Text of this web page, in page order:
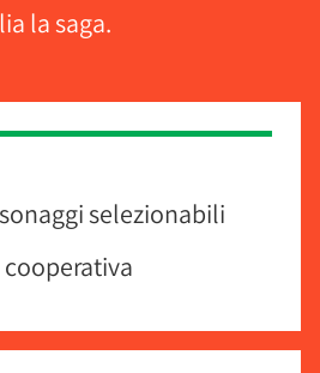
la saga.
selezionabili